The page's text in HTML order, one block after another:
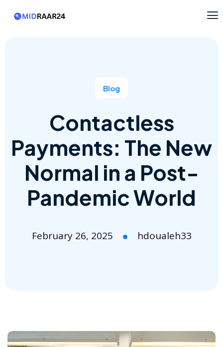
Blog
Contactless
Payments: The New
Normal in a Post-
Pandemic World
February 26, 2025 hdoualeh33